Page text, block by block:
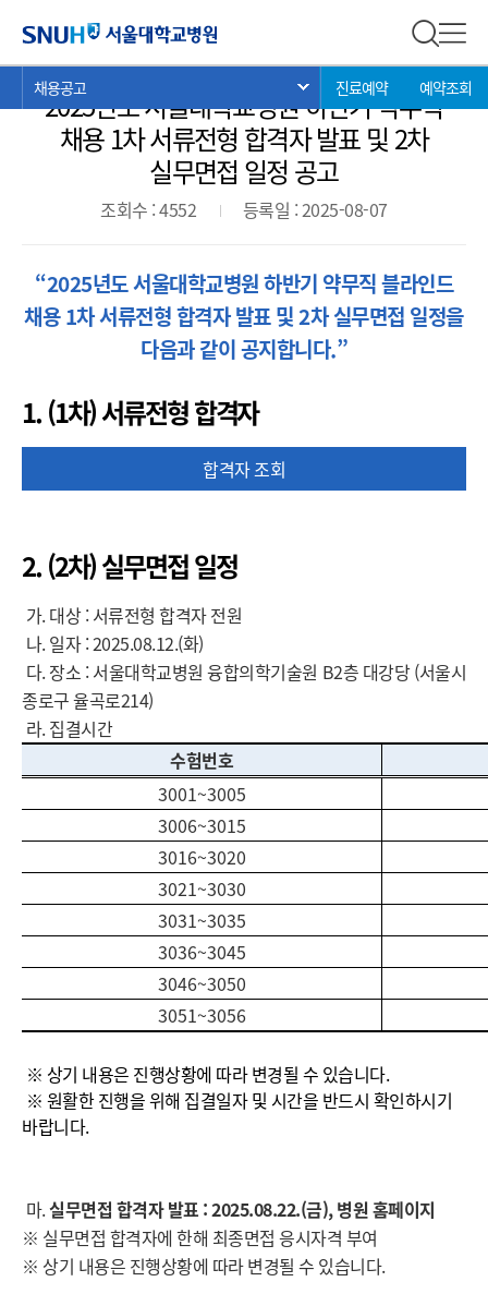
전체 검
현
재
채용공고 서브 메뉴 목록 열기
진료예약 예약조회
채용공고
2025년도 서울대학교병원 하반기 약무직
채용 1차 서류전형 합격자 발표 및 2차
실무면접 일정 공고
조회수 : 4552 등록일 : 2025-08-07
“2025년도 서울대학교병원 하반기 약무직 블라인드
채용 1차 서류전형 합격자 발표 및 2차 실무면접 일정을
다음과 같이 공지합니다.”
1. (1차) 서류전형 합격자
합격자 조회
2. (2차) 실무면접 일정
가. 대상 : 서류전형 합격자 전원
나. 일자 : 2025.08.12.(화)
다. 장소 : 서울대학교병원 융합의학기술원 B2층 대강당 (서울시
종로구 율곡로214)
라. 집결시간
수험번호
3001~3005
3006~3015
3016~3020
3021~3030
3031~3035
3036~3045
3046~3050
3051~3056
※ 상기 내용은 진행상황에 따라 변경될 수 있습니다.
※ 원활한 진행을 위해 집결일자 및 시간을 반드시 확인하시기
바랍니다.
마.실무면접 합격자 발표 : 2025.08.22.(금), 병원 홈페이지
※ 실무면접 합격자에 한해 최종면접 응시자격 부여
※ 상기 내용은 진행상황에 따라 변경될 수 있습니다.